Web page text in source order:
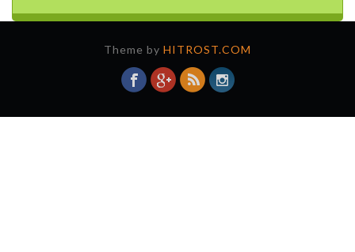
Theme by HITROST.COM